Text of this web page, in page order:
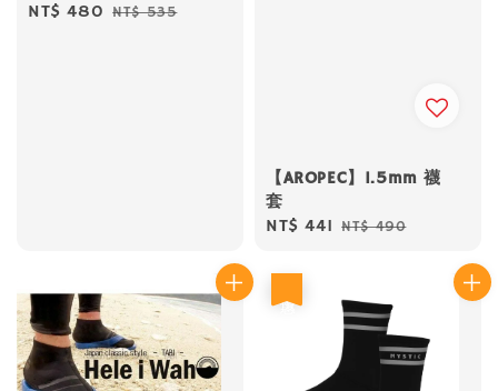
Sale
NT$ 480 Regular
NT$ 535
【AROPEC】1.5mm 襪
套
Sale
NT$ 441 Regular
NT$ 490